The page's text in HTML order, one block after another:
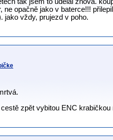
ne opačně jako v baterce!!!
jako vždy, prujezd v poho.
zpět vybitou ENC krabičkou